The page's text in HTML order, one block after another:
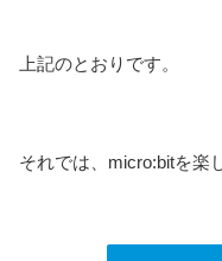
上記のとおりです。
それでは、micro:bitを楽